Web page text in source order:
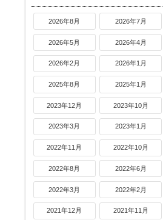
2026年8月 2026年7月
2026年5月 2026年4月
2026年2月 2026年1月
2025年8月 2025年1月
2023年12月 2023年10月
2023年3月 2023年1月
2022年11月 2022年10月
2022年8月 2022年6月
2022年3月 2022年2月
2021年12月 2021年11月